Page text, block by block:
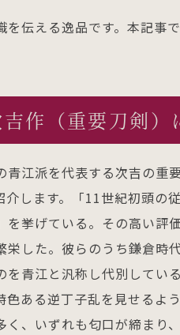
を伝える逸品です。本記事
作（重要刀剣）
青江派を代表する次吉の重
介します。「11世紀初頭の
を挙げている。その高い評
栄した。彼らのうち鎌倉時
を青江と汎称し代別してい
色ある逆丁子乱を見せるよ
、いずれも匂口が締まり